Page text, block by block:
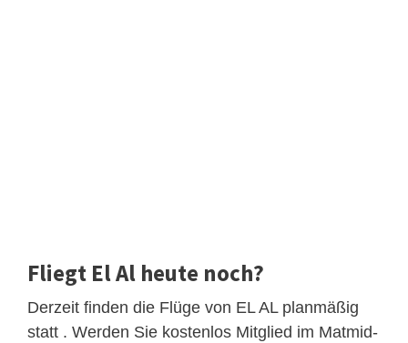
Fliegt El Al heute noch?
Derzeit finden die Flüge von EL AL planmäßig
statt . Werden Sie kostenlos Mitglied im Matmid-